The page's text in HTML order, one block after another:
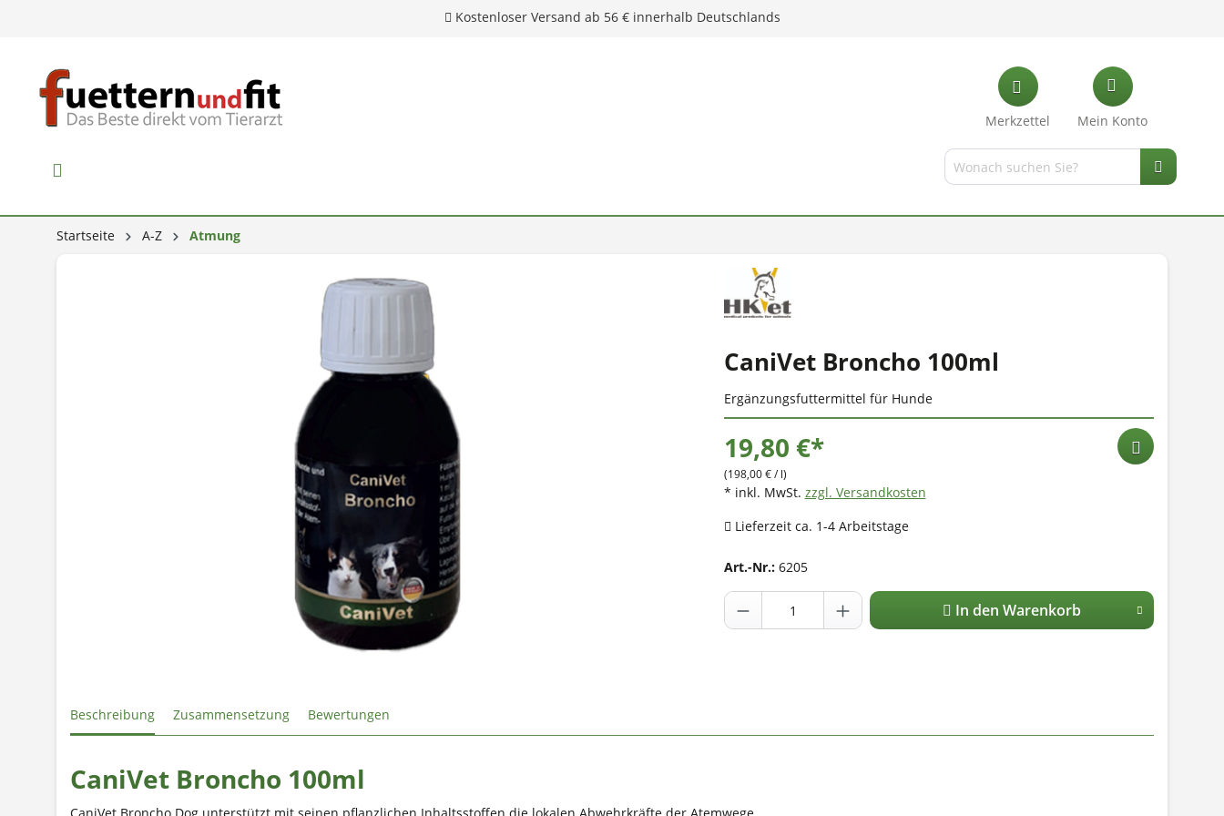
Merkzettel Mein Konto
Startseite A-Z Atmung
CaniVet Broncho 100ml
Ergänzungsfuttermittel für Hunde
19,80 €*
(198,00 € / l)
* inkl. MwSt. zzgl. Versandkosten
Lieferzeit ca. 1-4 Arbeitstage
Art.-Nr.: 6205
In den Warenkorb
Beschreibung Zusammensetzung Bewertungen
CaniVet Broncho 100ml